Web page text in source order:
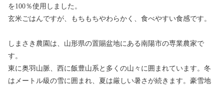
を100％使用しました。
玄米ごはんですが、もちもちやわらかく、食べやすい食感です。
しまさき農園は、山形県の置賜盆地にある南陽市の専業農家で
す。
東に奥羽山脈、西に飯豊山系と多くの山々に囲まれています。冬
はメートル級の雪に囲まれ、夏は厳しい暑さが続きます。豪雪地